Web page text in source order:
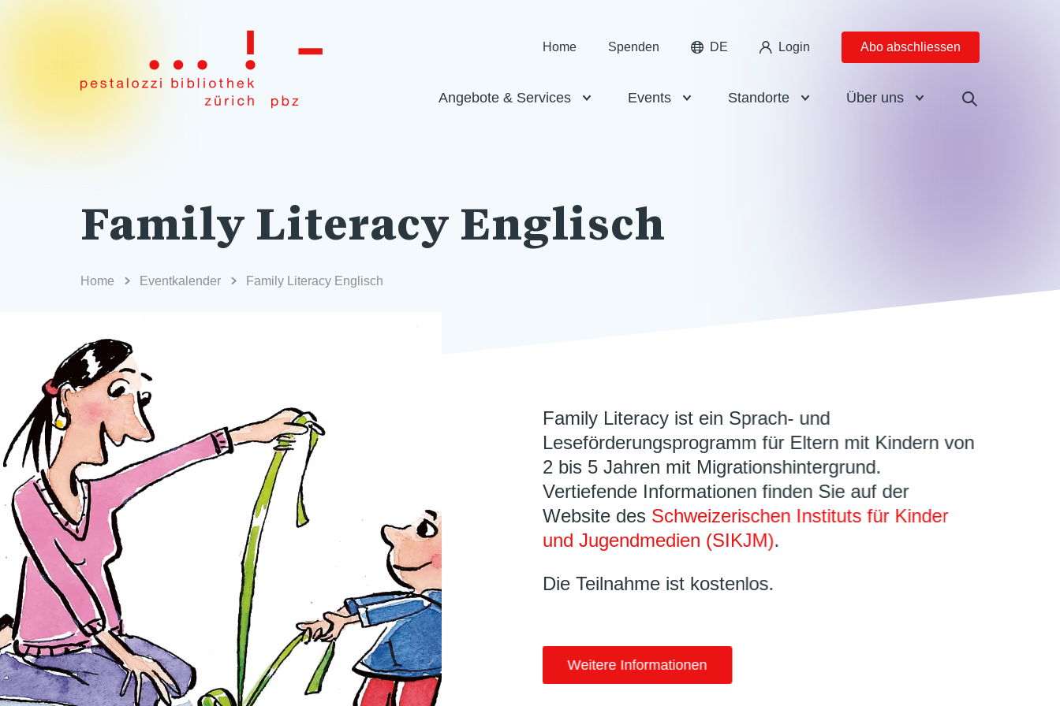
Home Spenden DE Login Abo abschliessen
Angebote & Services Events Standorte Über uns
Family Literacy Englisch
Home Eventkalender Family Literacy Englisch
Family Literacy ist ein Sprach- und
Leseförderungsprogramm für Eltern mit Kindern von
2 bis 5 Jahren mit Migrationshintergrund.
Vertiefende Informationen finden Sie auf der
Website des Schweizerischen Instituts für Kinder
und Jugendmedien (SIKJM).
Die Teilnahme ist kostenlos.
Weitere Informationen